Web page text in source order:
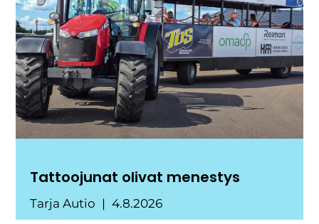
Tattoojunat olivat menestys
Tarja Autio 4.8.2026